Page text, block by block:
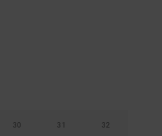
30 31 32